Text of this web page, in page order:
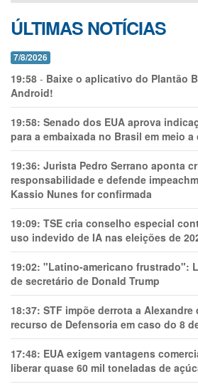
ÚLTIMAS NOTÍCIAS
7/8/2026
19:58 - Baixe o aplicativo do Plantão
Android!
19:58: Senado dos EUA aprova
para a embaixada no Brasil em meio
19:36: Jurista Pedro Serrano aponta
responsabilidade e defende
Kassio Nunes for confirmada
19:09: TSE cria conselho especial
uso indevido de IA nas eleições de
19:02: "Latino-americano frustrado":
de secretário de Donald Trump
18:37: STF impõe derrota a Alexandre
recurso de Defensoria em caso do 8
17:48: EUA exigem vantagens
liberar quase 60 mil toneladas de